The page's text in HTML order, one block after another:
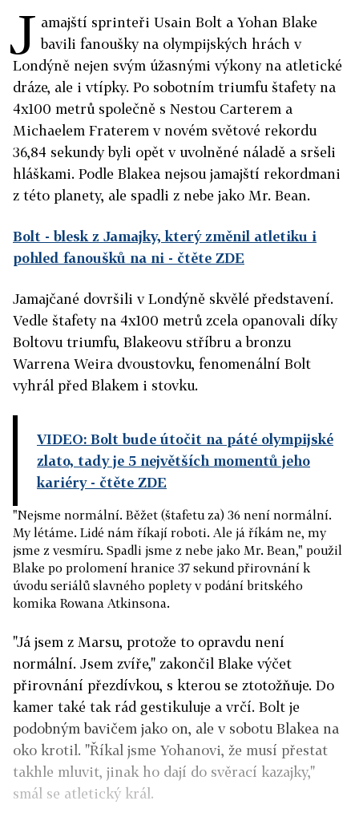
J amajští sprinteři Usain Bolt a Yohan Blake
bavili fanoušky na olympijských hrách v
Londýně nejen svým úžasnými výkony na atletické
dráze, ale i vtípky. Po sobotním triumfu štafety na
4x100 metrů společně s Nestou Carterem a
Michaelem Fraterem v novém světové rekordu
36,84 sekundy byli opět v uvolněné náladě a sršeli
hláškami. Podle Blakea nejsou jamajští rekordmani
z této planety, ale spadli z nebe jako Mr. Bean.
Bolt - blesk z Jamajky, který změnil atletiku i
pohled fanoušků na ni - čtěte ZDE
Jamajčané dovršili v Londýně skvělé představení.
Vedle štafety na 4x100 metrů zcela opanovali díky
Boltovu triumfu, Blakeovu stříbru a bronzu
Warrena Weira dvoustovku, fenomenální Bolt
vyhrál před Blakem i stovku.
VIDEO: Bolt bude útočit na páté olympijské
zlato, tady je 5 největších momentů jeho
kariéry- čtěte ZDE
"Nejsme normální. Běžet (štafetu za) 36 není normální.
My létáme. Lidé nám říkají roboti. Ale já říkám ne, my
jsme z vesmíru. Spadli jsme z nebe jako Mr. Bean," použil
Blake po prolomení hranice 37 sekund přirovnání k
úvodu seriálů slavného poplety v podání britského
komika Rowana Atkinsona.
"Já jsem z Marsu, protože to opravdu není
normální. Jsem zvíře," zakončil Blake výčet
přirovnání přezdívkou, s kterou se ztotožňuje. Do
kamer také tak rád gestikuluje a vrčí. Bolt je
podobným bavičem jako on, ale v sobotu Blakea na
oko krotil. "Říkal jsme Yohanovi, že musí přestat
takhle mluvit, jinak ho dají do svěrací kazajky,"
smál se atletický král.